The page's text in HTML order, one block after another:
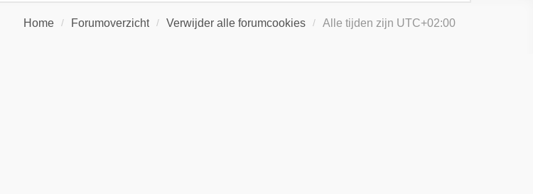
Home Forumoverzicht Verwijder alle forumcookies Alle tijden zijn UTC+02:00